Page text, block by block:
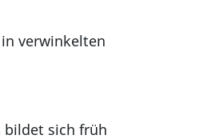
verwinkelten
bildet sich früh